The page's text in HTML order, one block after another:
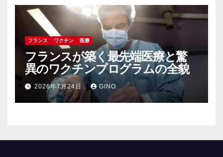
フランス ワクチン 医療
フランスが築く最先端医療と驚
異のワクチンプログラムの全貌
2026年7月24日 GINO